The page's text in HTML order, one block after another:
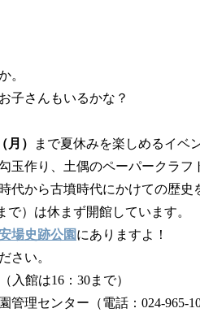
。
子さんもいるかな？
月）
まで夏休みを楽しめるイベ
玉作り、土偶のペーパークラフ
代から古墳時代にかけての歴史
で）は休まず開館しています。
場史跡公園にありますよ！
さい。
入館は16：30まで）
理センター（電話：024-965-